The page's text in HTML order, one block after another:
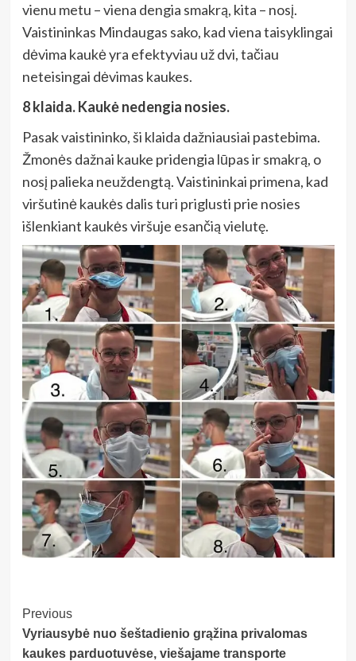
vienu metu – viena dengia smakrą, kita – nosį.
Vaistininkas Mindaugas sako, kad viena taisyklingai
dėvima kaukė yra efektyviau už dvi, tačiau
neteisingai dėvimas kaukes.
8 klaida. Kaukė nedengia nosies.
Pasak vaistininko, ši klaida dažniausiai pastebima.
Žmonės dažnai kauke pridengia lūpas ir smakrą, o
nosį palieka neuždengtą. Vaistininkai primena, kad
viršutinė kaukės dalis turi priglusti prie nosies
išlenkiant kaukės viršuje esančią vielutę.
Post
Navigation
Previous
Vyriausybė nuo šeštadienio grąžina privalomas
kaukes parduotuvėse, viešajame transporte